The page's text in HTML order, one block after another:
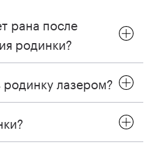
рана после
родинки?
родинку лазером?